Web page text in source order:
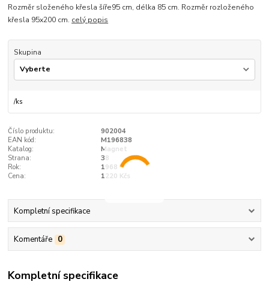
Rozměr složeného křesla šíře95 cm, délka 85 cm. Rozměr rozloženého
křesla 95x200 cm. celý popis
Skupina
/ks
Číslo produktu:
902004
EAN kód:
M196838
Katalog:
Magnet
Strana:
38
Rok:
1968
Cena:
1220 Kčs
Kompletní specifikace
Komentáře 0
Kompletní specifikace